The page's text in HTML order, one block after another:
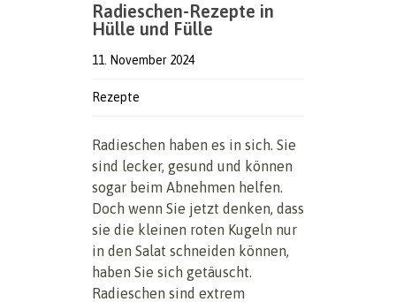
Radieschen-Rezepte in
Hülle und Fülle
11. November 2024
Rezepte
Radieschen haben es in sich. Sie
sind lecker, gesund und können
sogar beim Abnehmen helfen.
Doch wenn Sie jetzt denken, dass
sie die kleinen roten Kugeln nur
in den Salat schneiden können,
haben Sie sich getäuscht.
Radieschen sind extrem